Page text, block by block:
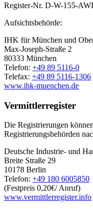
Register-Nr. D-W-155-
Aufsichtsbehörde:
IHK für München und
Max-Joseph-Straße 2
80333 München
Telefon: +49 89 5116-0
Telefax: +49 89 5116-1306
www.ihk-muenchen.de
Vermittlerregister
Die Registrierungen
Registrierungsbehörden
Deutsche Industrie- und
Breite Straße 29
10178 Berlin
Telefon: +49 180 6005850
(Festpreis 0,20€/ Anruf)
www.vermittlerregister.info